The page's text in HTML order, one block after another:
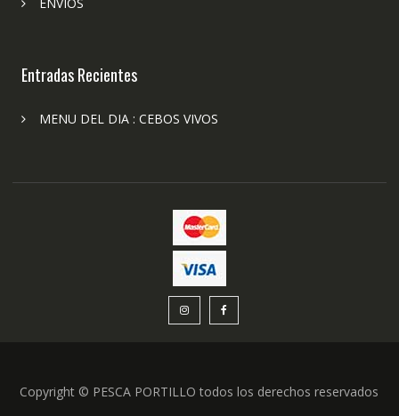
Entradas Recientes
MENU DEL DIA : CEBOS VIVOS
Copyright © PESCA PORTILLO todos los derechos reservados